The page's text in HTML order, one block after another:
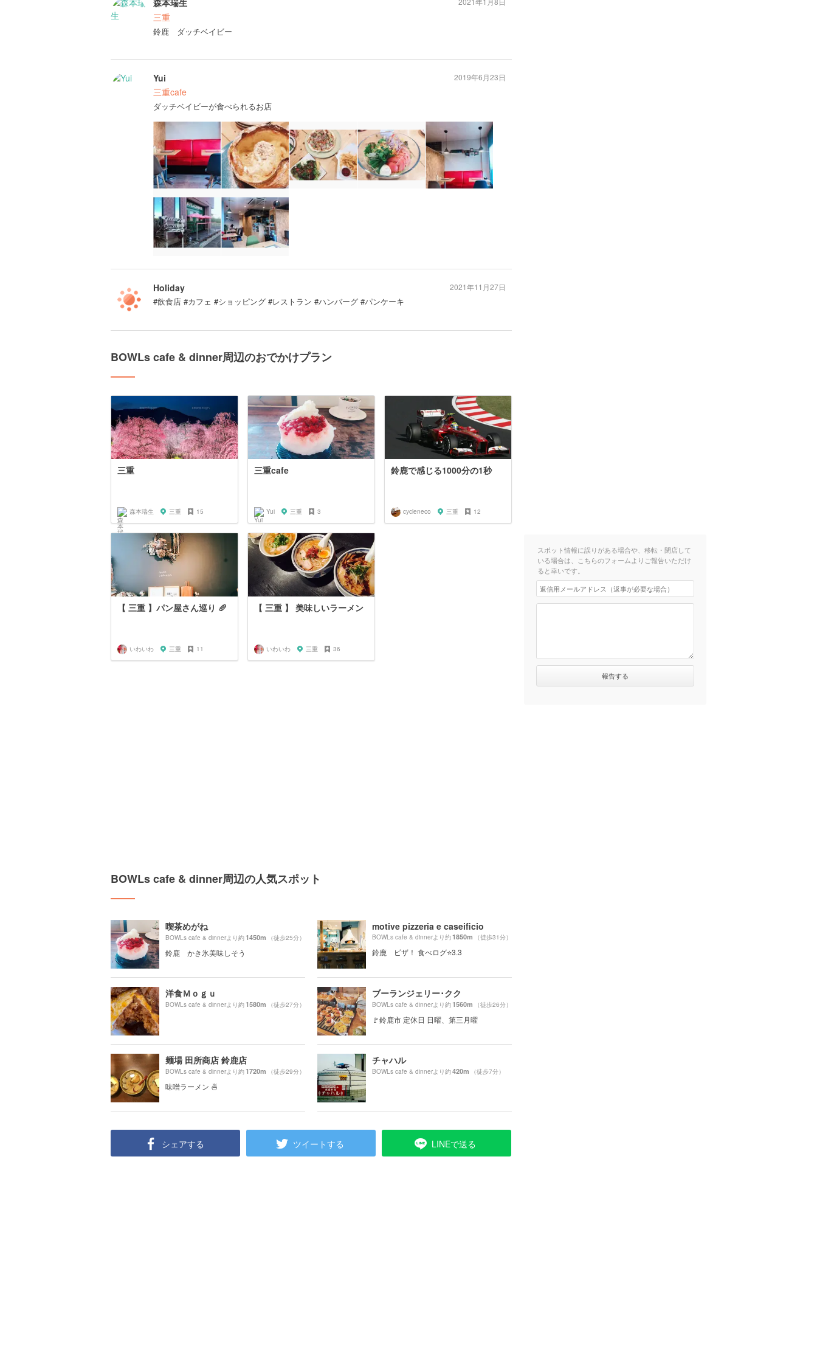
森本瑞生
三重
鈴鹿 ダッチベイビー
Yui
三重cafe
ダッチベイビーが食べられるお店
2019年6月23日
Holiday
#飲食店 #カフェ #ショッピング #レストラン #ハンバーグ #パンケーキ
2021年11月27日
BOWLs cafe & dinner周辺のおでかけプラン
三重
森本瑞生 三重 15
三重cafe
Yui 三重 3
鈴鹿で感じる1000分の1秒
cycleneco 三重 12
【 三重 】パン屋さん巡り 🥖
いわいわ 三重 11
【 三重 】 美味しいラーメン
いわいわ 三重 36
BOWLs cafe & dinner周辺の人気スポット
喫茶めがね
BOWLs cafe & dinnerより約1450m （徒歩25分）
鈴鹿 かき氷美味しそう
motive pizzeria e caseificio
BOWLs cafe & dinnerより約1850m （徒歩31分）
鈴鹿 ピザ！ 食べログ⭐️3.3
洋食Ｍｏｇｕ
BOWLs cafe & dinnerより約1580m （徒歩27分）
ブーランジェリー･クク
BOWLs cafe & dinnerより約1560m （徒歩26分）
🚩鈴鹿市 定休日 日曜、第三月曜
麺場 田所商店 鈴鹿店
BOWLs cafe & dinnerより約1720m （徒歩29分）
味噌ラーメン 🍜
チャハル
BOWLs cafe & dinnerより約420m （徒歩7分）
シェアする ツイートする LINEで送る
スポット情報に誤りがある場合や、移転・閉店して
いる場合は、こちらのフォームよりご報告いただけ
ると幸いです。